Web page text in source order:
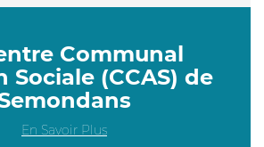
Communal
Sociale (CCAS) de
En Savoir Plus